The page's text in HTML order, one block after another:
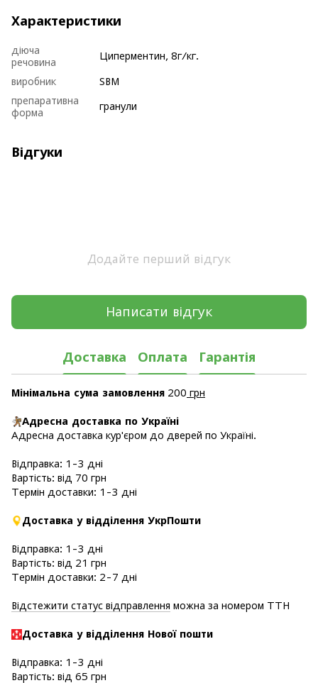
Характеристики
діюча
речовина
Циперментин, 8г/кг.
виробник
SBM
препаративна
форма
гранули
Відгуки
Додайте перший відгук
Написати відгук
Доставка Оплата Гарантія
Мінімальна сума замовлення 200 грн
Адресна доставка по Україні
Адресна доставка кур'єром до дверей по Україні.
Відправка: 1-3 дні
Вартість: від 70 грн
Термін доставки: 1-3 дні
Доставка у відділення УкрПошти
Відправка: 1-3 дні
Вартість: від 21 грн
Термін доставки: 2-7 дні
Відстежити статус відправлення можна за номером ТТН
Доставка у відділення Нової пошти
Відправка: 1-3 дні
Вартість: від 65 грн